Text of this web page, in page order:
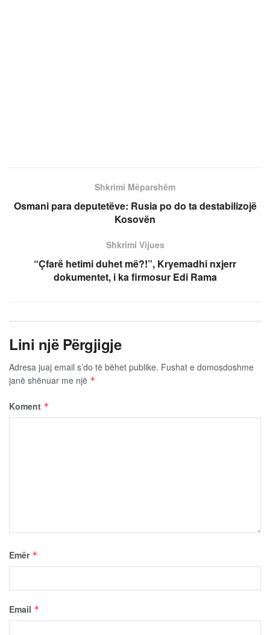
Shkrimi Mëparshëm
Osmani para deputetëve: Rusia po do ta destabilizojë
Kosovën
Shkrimi Vijues
“Çfarë hetimi duhet më?!”, Kryemadhi nxjerr
dokumentet, i ka firmosur Edi Rama
Lini një Përgjigje
Adresa juaj email s’do të bëhet publike. Fushat e domosdoshme
janë shënuar me një *
Koment *
Emër *
Email *